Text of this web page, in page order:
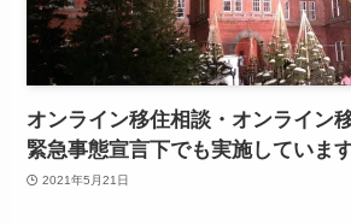
オンライン移住相談・オンライン
緊急事態宣言下でも実施していま
2021年5月21日